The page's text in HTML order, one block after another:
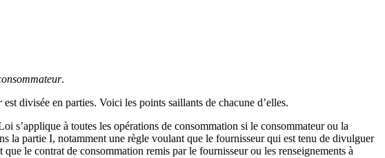
.
est divisée en parties. Voici les points saillants de chacune d’elles.
s’applique à toutes les opérations de consommation si le consommateur ou la
la partie I, notamment une règle voulant que le fournisseur qui est tenu de divulguer
le contrat de consommation remis par le fournisseur ou les renseignements à